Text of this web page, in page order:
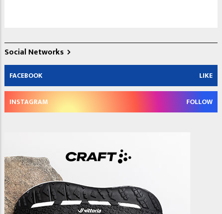
Social Networks
FACEBOOK LIKE
INSTAGRAM FOLLOW